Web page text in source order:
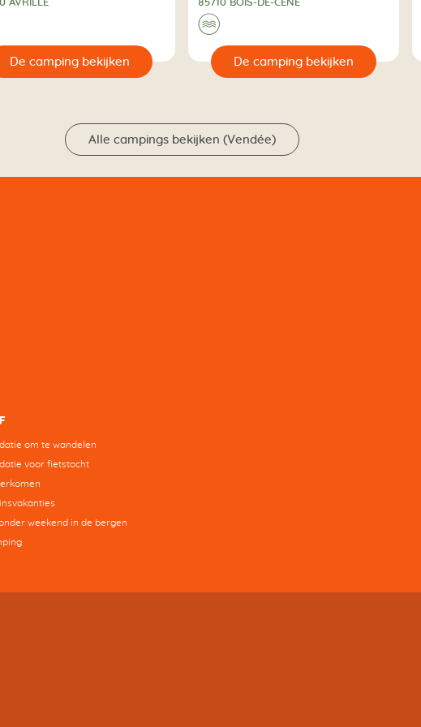
AVRILLÉ
85710 BOIS-DE-CÉNÉ
🌊
De camping bekijken 🔍 De camping bekijken 🔍
Alle campings bekijken (Vendée)
om te wandelen
voor fietstocht
weekend in de bergen